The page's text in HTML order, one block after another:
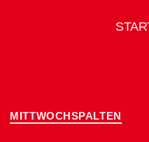
Kategorien
MITTWOCHSPALTEN